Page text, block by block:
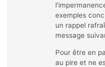
exemples
un rappel
message
Pour être en
au pire et ne